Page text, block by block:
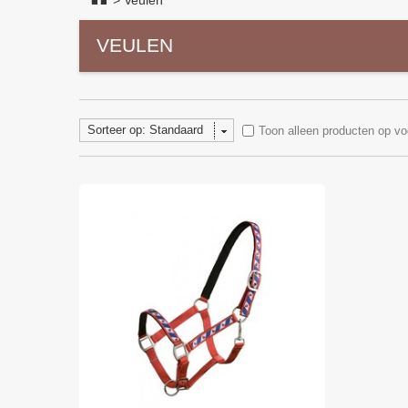
VEULEN
Sorteer op: Standaard Toon alleen producten op